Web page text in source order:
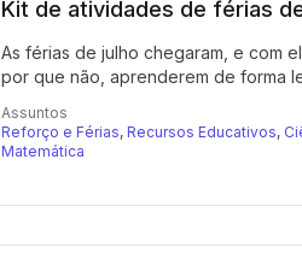
Kit de atividades de férias
As férias de julho chegaram, e com
por que não, aprenderem de forma
Assuntos
Reforço e Férias, Recursos Educativos,
Matemática